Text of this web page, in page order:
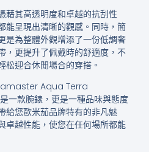
藉其高透明度和卓越的抗刮性
能呈現出清晰的觀感。同時，簡
是為整體外觀增添了一份低調奢
，更提升了佩戴時的舒適度，不
松迎合休閒場合的穿搭。
Aqua Terra
一款腕錶，更是一種品味與態度
給您歐米茄品牌特有的非凡魅
卓越性能，使您在任何場所都能